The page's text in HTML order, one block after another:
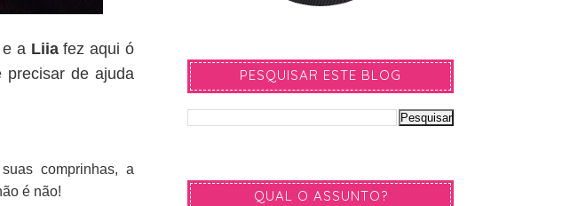
a Liia fez aqui ó
de ajuda
comprinhas, a
é não!
PESQUISAR ESTE BLOG
QUAL O ASSUNTO?